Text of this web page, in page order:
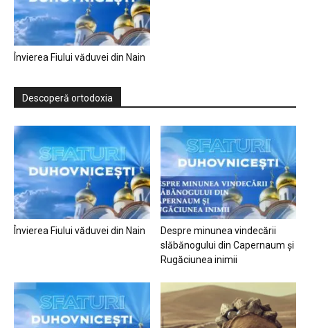
Învierea Fiului văduvei din Nain
Descoperă ortodoxia
Învierea Fiului văduvei din Nain
Despre minunea vindecării
slăbănogului din Capernaum și
Rugăciunea inimii